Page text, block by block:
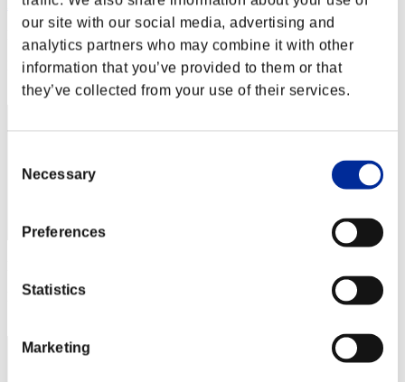
our site with our social media, advertising and
analytics partners who may combine it with other
information that you’ve provided to them or that
they’ve collected from your use of their services.
Selection
Necessary
Preferences
Statistics
Marketing
AZ
Posición
Posición